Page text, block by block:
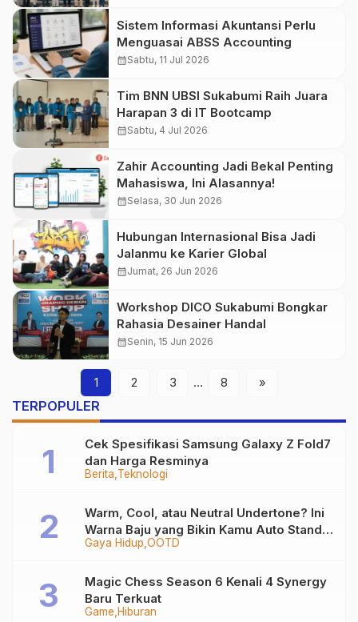
Sistem Informasi Akuntansi Perlu
Menguasai ABSS Accounting
calendar_monthSabtu, 11 Jul 2026
Tim BNN UBSI Sukabumi Raih Juara
Harapan 3 di IT Bootcamp
calendar_monthSabtu, 4 Jul 2026
Zahir Accounting Jadi Bekal Penting
Mahasiswa, Ini Alasannya!
calendar_monthSelasa, 30 Jun 2026
Hubungan Internasional Bisa Jadi
Jalanmu ke Karier Global
calendar_monthJumat, 26 Jun 2026
Workshop DICO Sukabumi Bongkar
Rahasia Desainer Handal
calendar_monthSenin, 15 Jun 2026
1 2 3 … 8 »
TERPOPULER
Berita Teknologi
Cek Spesifikasi Samsung Galaxy Z Fold7
dan Harga Resminya
Gaya Hidup OOTD
Warm, Cool, atau Neutral Undertone? Ini
Warna Baju yang Bikin Kamu Auto Stand
Out
Game Hiburan
Magic Chess Season 6 Kenali 4 Synergy
Baru Terkuat